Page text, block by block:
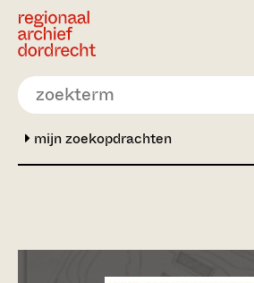
Ga direct naar de inhoud
mijn zoekopdrachten